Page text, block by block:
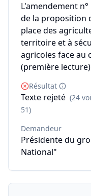
L'amendement
de la proposition
place des
territoire et à
agricoles face au
(première
Résultat
Texte rejeté (24
51)
Demandeur
Présidente du
National"